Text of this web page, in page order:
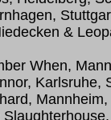
&
When,
Karlsruhe,